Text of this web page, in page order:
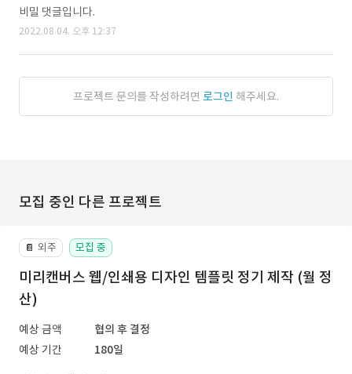
비밀 댓글입니다.
2022.08.04. 오후 12:37
프로젝트 문의를 작성하려면 로그인 해주세요.
모집 중인 다른 프로젝트
📔 외주 모집 중
미리캔버스 웹/인쇄용 디자인 템플릿 정기 제작 (월 정
산)
예상 금액
협의 후 결정
예상 기간
180일